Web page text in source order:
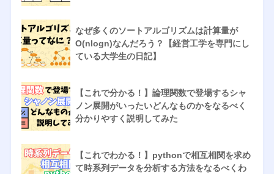
なぜ多くのソートアルゴリズムは計算量が
O(nlogn)なんだろう？【経営工学を専門にし
ている大学生の日記】
【これで分かる！】論理関数で登場するシャ
ノン展開がいったいどんなものかをなるべく
分かりやすく説明してみた
【これでわかる！】pythonで相互相関を求め
て時系列データを分析する方法をなるべくわ